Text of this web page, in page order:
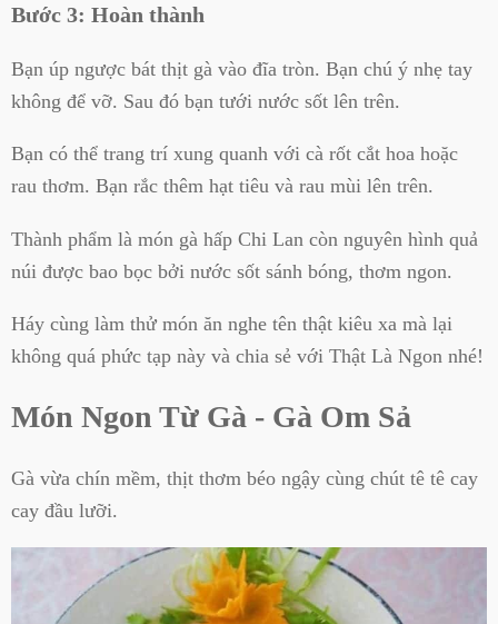
Bước 3: Hoàn thành
Bạn úp ngược bát thịt gà vào đĩa tròn. Bạn chú ý nhẹ tay
không để vỡ. Sau đó bạn tưới nước sốt lên trên.
Bạn có thể trang trí xung quanh với cà rốt cắt hoa hoặc
rau thơm. Bạn rắc thêm hạt tiêu và rau mùi lên trên.
Thành phẩm là món gà hấp Chi Lan còn nguyên hình quả
núi được bao bọc bởi nước sốt sánh bóng, thơm ngon.
Háy cùng làm thử món ăn nghe tên thật kiêu xa mà lại
không quá phức tạp này và chia sẻ với Thật Là Ngon nhé!
Món Ngon Từ Gà - Gà Om Sả
Gà vừa chín mềm, thịt thơm béo ngậy cùng chút tê tê cay
cay đầu lưỡi.